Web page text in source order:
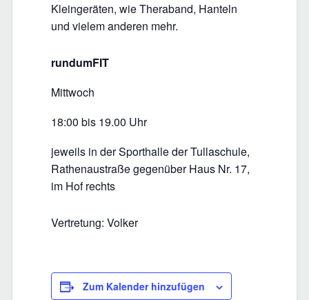
Kleingeräten, wie Theraband, Hanteln
und vielem anderen mehr.
rundumFIT
Mittwoch
18:00 bis 19.00 Uhr
jeweils in der Sporthalle der Tullaschule,
Rathenaustraße gegenüber Haus Nr. 17,
im Hof rechts
Vertretung: Volker
Zum Kalender hinzufügen